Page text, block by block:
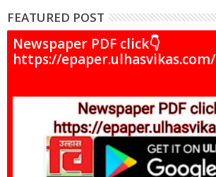
FEATURED POST
Newspaper PDF click👇
https://epaper.ulhasvikas.com/